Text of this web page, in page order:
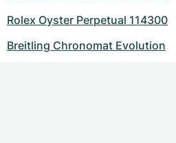
Rolex Oyster Perpetual 114300
Breitling Chronomat Evolution